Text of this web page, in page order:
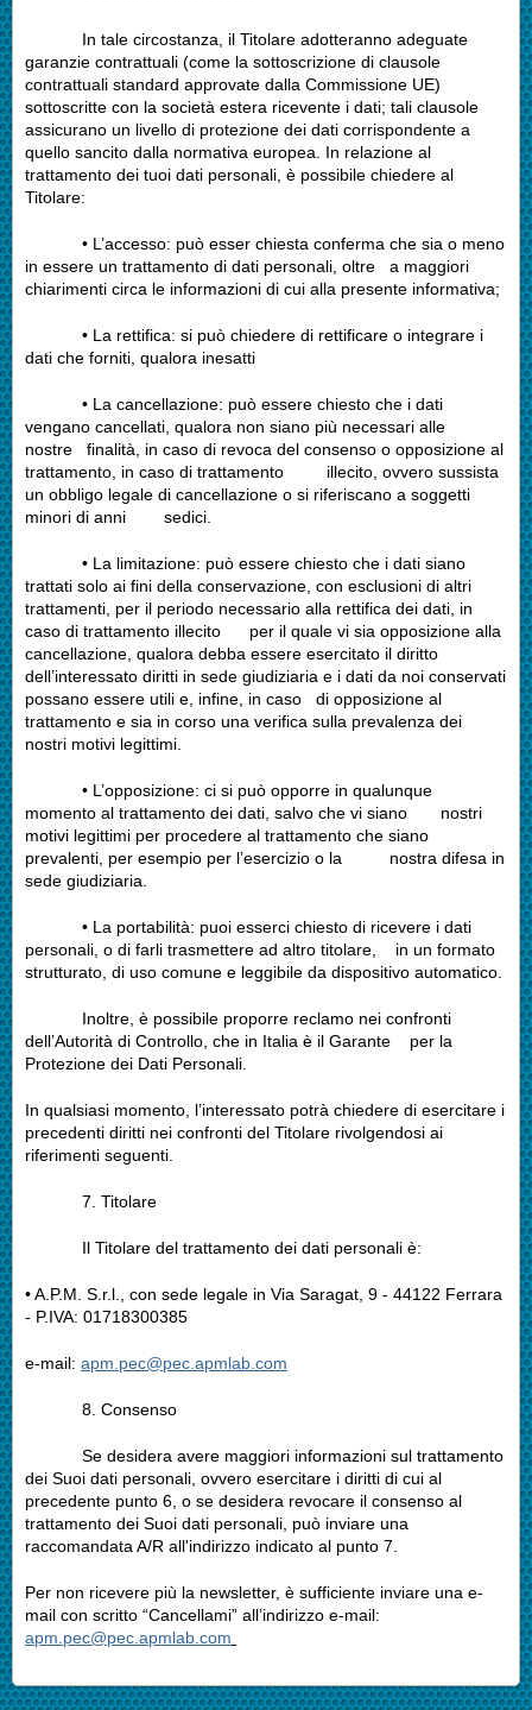
In tale circostanza, il Titolare adotteranno adeguate
garanzie contrattuali (come la sottoscrizione di clausole
contrattuali standard approvate dalla Commissione UE)
sottoscritte con la società estera ricevente i dati; tali clausole
assicurano un livello di protezione dei dati corrispondente a
quello sancito dalla normativa europea. In relazione al
trattamento dei tuoi dati personali, è possibile chiedere al
Titolare:
• L’accesso: può esser chiesta conferma che sia o meno
in essere un trattamento di dati personali, oltre a maggiori
chiarimenti circa le informazioni di cui alla presente informativa;
• La rettifica: si può chiedere di rettificare o integrare i
dati che forniti, qualora inesatti
• La cancellazione: può essere chiesto che i dati
vengano cancellati, qualora non siano più necessari alle
nostre finalità, in caso di revoca del consenso o opposizione al
trattamento, in caso di trattamento illecito, ovvero sussista
un obbligo legale di cancellazione o si riferiscano a soggetti
minori di anni sedici.
• La limitazione: può essere chiesto che i dati siano
trattati solo ai fini della conservazione, con esclusioni di altri
trattamenti, per il periodo necessario alla rettifica dei dati, in
caso di trattamento illecito per il quale vi sia opposizione alla
cancellazione, qualora debba essere esercitato il diritto
dell’interessato diritti in sede giudiziaria e i dati da noi conservati
possano essere utili e, infine, in caso di opposizione al
trattamento e sia in corso una verifica sulla prevalenza dei
nostri motivi legittimi.
• L’opposizione: ci si può opporre in qualunque
momento al trattamento dei dati, salvo che vi siano nostri
motivi legittimi per procedere al trattamento che siano
prevalenti, per esempio per l’esercizio o la nostra difesa in
sede giudiziaria.
• La portabilità: puoi esserci chiesto di ricevere i dati
personali, o di farli trasmettere ad altro titolare, in un formato
strutturato, di uso comune e leggibile da dispositivo automatico.
Inoltre, è possibile proporre reclamo nei confronti
dell’Autorità di Controllo, che in Italia è il Garante per la
Protezione dei Dati Personali.
In qualsiasi momento, l’interessato potrà chiedere di esercitare i
precedenti diritti nei confronti del Titolare rivolgendosi ai
riferimenti seguenti.
7. Titolare
Il Titolare del trattamento dei dati personali è:
• A.P.M. S.r.l., con sede legale in Via Saragat, 9 - 44122 Ferrara
- P.IVA: 01718300385
e-mail: apm.pec@pec.apmlab.com
8. Consenso
Se desidera avere maggiori informazioni sul trattamento
dei Suoi dati personali, ovvero esercitare i diritti di cui al
precedente punto 6, o se desidera revocare il consenso al
trattamento dei Suoi dati personali, può inviare una
raccomandata A/R all'indirizzo indicato al punto 7.
Per non ricevere più la newsletter, è sufficiente inviare una e-
mail con scritto “Cancellami” all’indirizzo e-mail:
apm.pec@pec.apmlab.com